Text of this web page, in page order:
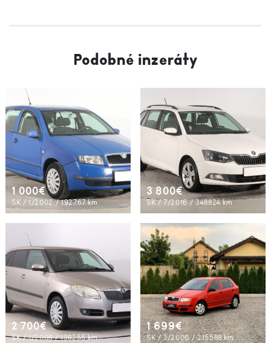
Podobné inzeráty
1 000€
SK / 1/2002 / 192767 km
3 800€
SK / 7/2016 / 348824 km
2 700€
SK / 1/2008 / 198255 km
1 699€
SK / 3/2006 / 215588 km